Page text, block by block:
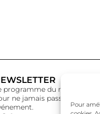
Pour
programme du mois,
ne jamais passer à côté